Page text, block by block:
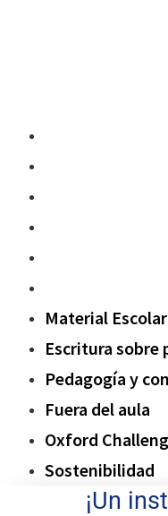
Material Escolar
Escritura sobre
Pedagogía y
Fuera del aula
Oxford
Sostenibilidad
¡Un